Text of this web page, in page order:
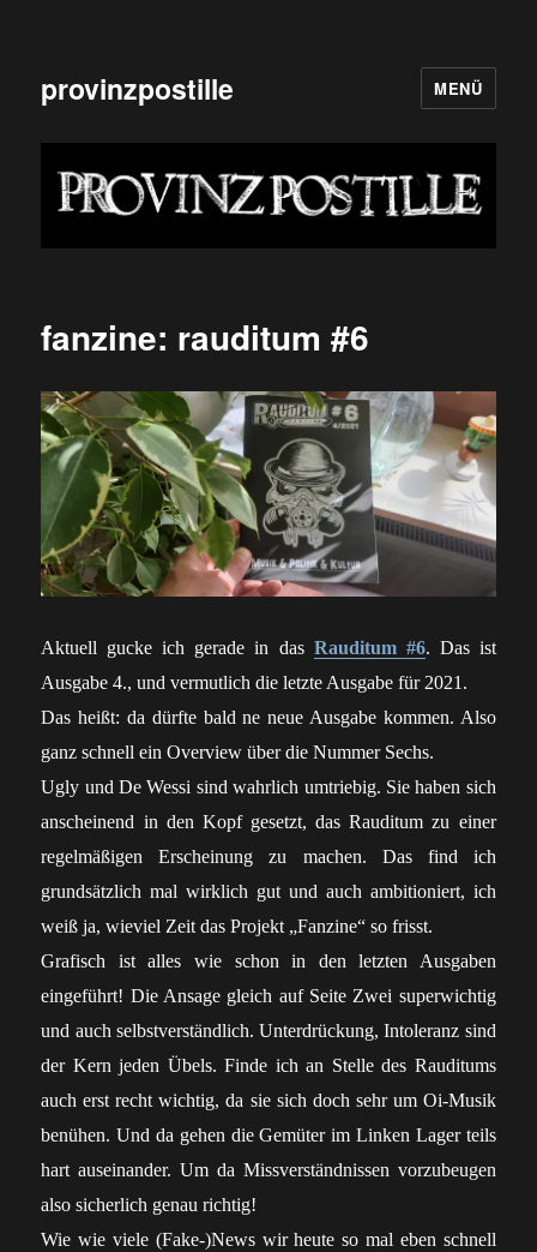
provinzpostille MENÜ
fanzine: rauditum #6
Aktuell gucke ich gerade in das Rauditum #6. Das ist
Ausgabe 4., und vermutlich die letzte Ausgabe für 2021.
Das heißt: da dürfte bald ne neue Ausgabe kommen. Also
ganz schnell ein Overview über die Nummer Sechs.
Ugly und De Wessi sind wahrlich umtriebig. Sie haben sich
anscheinend in den Kopf gesetzt, das Rauditum zu einer
regelmäßigen Erscheinung zu machen. Das find ich
grundsätzlich mal wirklich gut und auch ambitioniert, ich
weiß ja, wieviel Zeit das Projekt „Fanzine“ so frisst.
Grafisch ist alles wie schon in den letzten Ausgaben
eingeführt! Die Ansage gleich auf Seite Zwei superwichtig
und auch selbstverständlich. Unterdrückung, Intoleranz sind
der Kern jeden Übels. Finde ich an Stelle des Rauditums
auch erst recht wichtig, da sie sich doch sehr um Oi-Musik
benühen. Und da gehen die Gemüter im Linken Lager teils
hart auseinander. Um da Missverständnissen vorzubeugen
also sicherlich genau richtig!
Wie wie viele (Fake-)News wir heute so mal eben schnell